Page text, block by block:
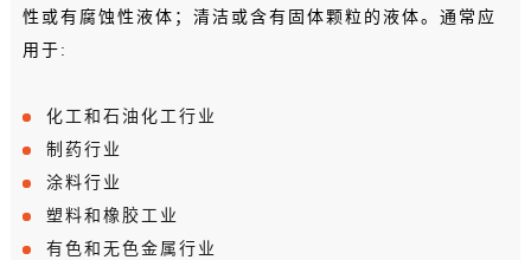
性或有腐蚀性液体；清洁或含有固体颗粒的液体。通常应
用于:
化工和石油化工行业
制药行业
涂料行业
塑料和橡胶工业
有色和无色金属行业